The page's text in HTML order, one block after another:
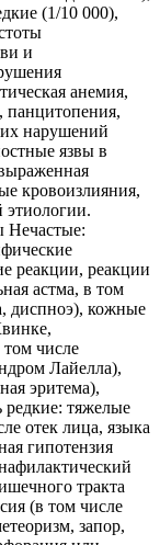
(1/10 000),
и
анемия,
панцитопения,
нарушений
язвы в
кровоизлияния,
этиологии.
Нечастые:
реакции, реакции
астма, в том
диспноэ), кожные
числе
Лайелла),
эритема),
редкие: тяжелые
отек лица, языка
гипотензия
тракта
(в том числе
запор,